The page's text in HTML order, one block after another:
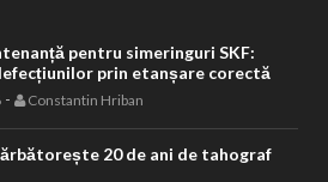
pentru simeringuri SKF:
prin etanșare corectă
- Constantin Hriban
20 de ani de tahograf